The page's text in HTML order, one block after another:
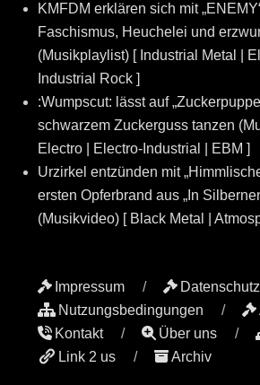
KMFDM erklären sich mit
Faschismus, Heuchelei und
(Musikplaylist) [ Industrial Metal |
Industrial Rock ]
:Wumpscut: lässt auf
schwarzem Zuckerguss tanzen
Electro | Electro-Industrial | EBM ]
Urzirkel entzünden mit
ersten Opferbrand aus „In
(Musikvideo) [ Black Metal |
Impressum
Nutzungsbedingungen
Kontakt
Über uns
Link 2 us
Archiv